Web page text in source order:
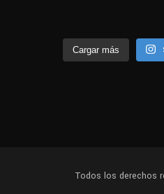
Cargar más
Todos los derechos